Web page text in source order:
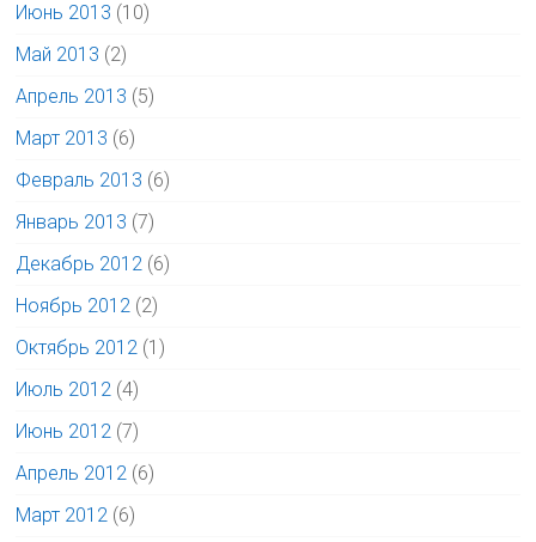
Июнь 2013 (10)
Май 2013 (2)
Апрель 2013 (5)
Март 2013 (6)
Февраль 2013 (6)
Январь 2013 (7)
Декабрь 2012 (6)
Ноябрь 2012 (2)
Октябрь 2012 (1)
Июль 2012 (4)
Июнь 2012 (7)
Апрель 2012 (6)
Март 2012 (6)